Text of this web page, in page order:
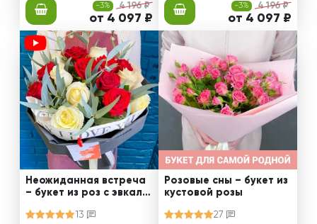
-3% 4 196 ₽
от 4 097 ₽
-3% 4 196 ₽
от 4 097 ₽
Неожиданная встреча
– букет из роз с эвкали
13
Розовые сны – букет из
кустовой розы
27